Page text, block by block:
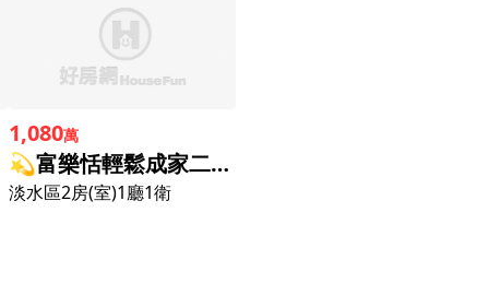
1,080萬
💫富樂恬輕鬆成家二房平車
淡水區2房(室)1廳1衛